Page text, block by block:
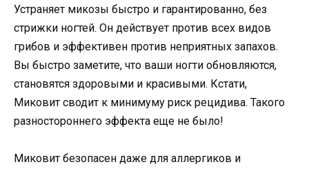
Устраняет микозы быстро и гарантированно, без
стрижки ногтей. Он действует против всех видов
грибов и эффективен против неприятных запахов.
Вы быстро заметите, что ваши ногти обновляются,
становятся здоровыми и красивыми. Кстати,
Миковит сводит к минимуму риск рецидива. Такого
разностороннего эффекта еще не было!
Миковит безопасен даже для аллергиков и